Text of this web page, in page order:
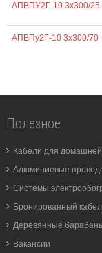
АПВПУ2Г-10 3х300/25
АПВПу2Г-10 3х300/70
Полезное
Кабели для
Алюминиевые
Системы
Бронированный
Деревянные
Вакансии